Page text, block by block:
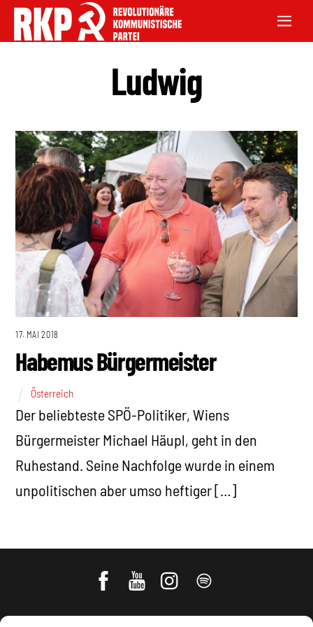
Ludwig
17. MAI 2018
Habemus Bürgermeister
Österreich
Der beliebteste SPÖ-Politiker, Wiens
Bürgermeister Michael Häupl, geht in den
Ruhestand. Seine Nachfolge wurde in einem
unpolitischen aber umso heftiger […]